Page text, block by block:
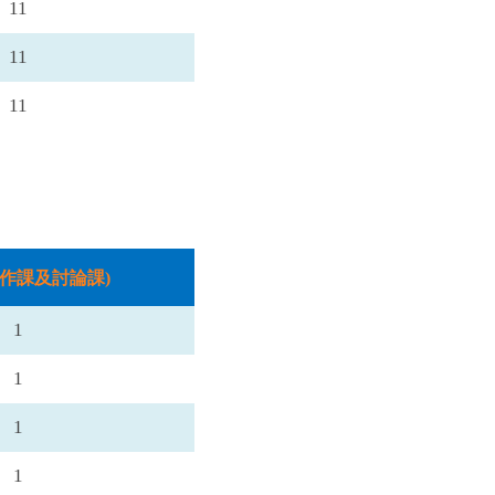
11
11
11
課及討論課)
1
1
1
1